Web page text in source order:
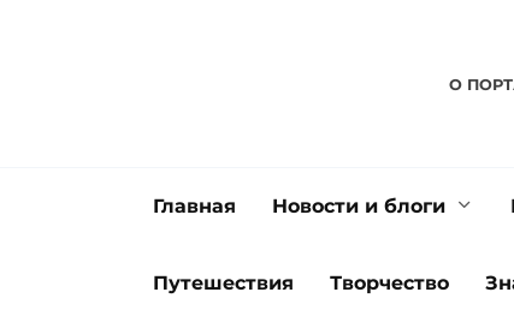
О
Главная Новости и блоги
Путешествия Творчество